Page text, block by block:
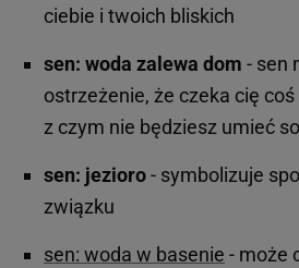
ciebie i twoich bliskich
sen: woda zalewa dom - sen
ostrzeżenie, że czeka cię
z czym nie będziesz umieć
sen: jezioro- symbolizuje
związku
sen: woda w basenie - może